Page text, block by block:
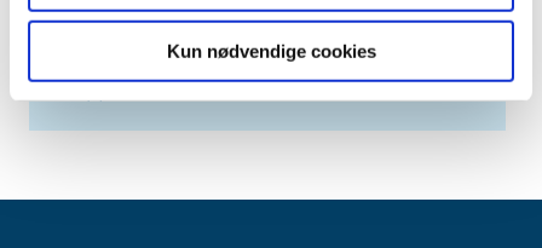
Kun nødvendige cookies
2007 (3)